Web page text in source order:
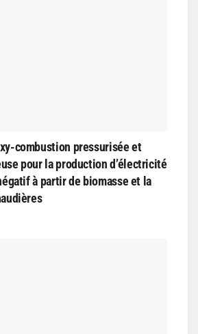
combustion pressurisée et
pour la production d’électricité
à partir de biomasse et la